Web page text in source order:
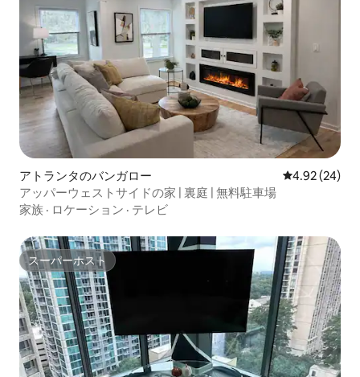
アトランタのバンガロー レビュー24
4.92 (24)
アッパーウェストサイドの家 | 裏庭 | 無料駐車場
家族 · ロケーション · テレビ
スーパーホスト
スーパーホスト